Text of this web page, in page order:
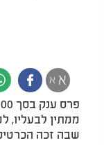
א א
ממתין
שבה זכה